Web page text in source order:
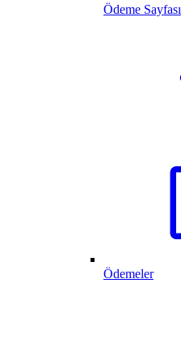
Ödeme Sayfası
Ödemeler